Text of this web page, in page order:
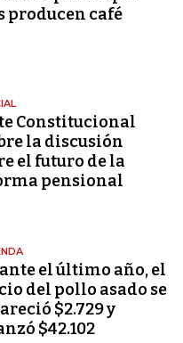
producen café
Constitucional
la discusión
el futuro de la
pensional
el último año, el
del pollo asado se
$2.729 y
$42.102